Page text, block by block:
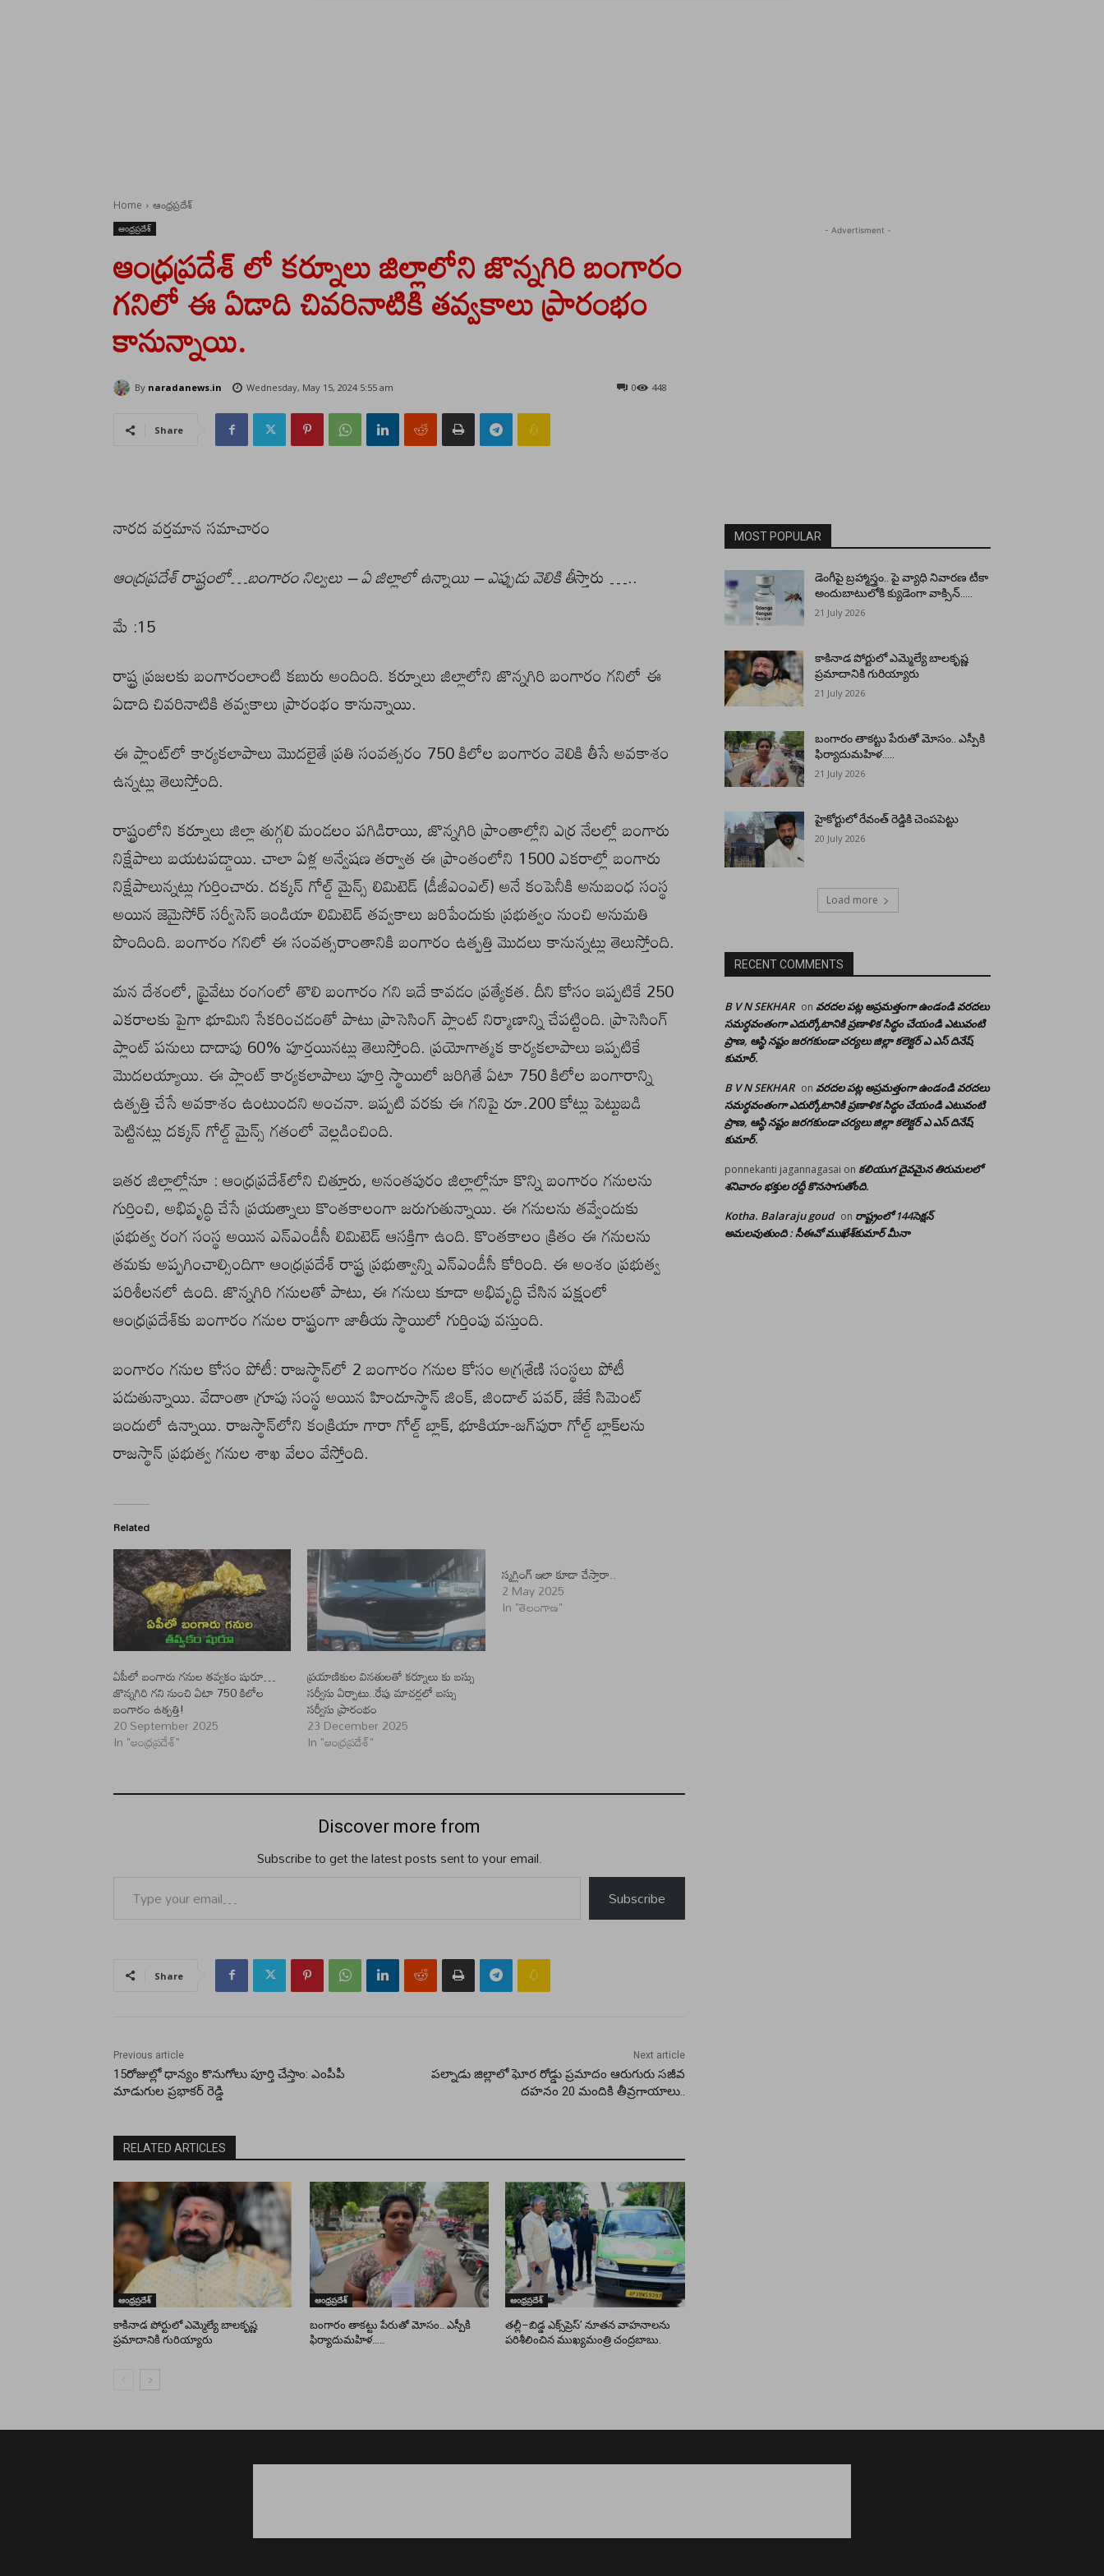
Home ఆంధ్రప్రదేశ్
ఆంధ్రప్రదేశ్
ఆంధ్రప్రదేశ్ లో కర్నూలు జిల్లాలోని జొన్నగిరి బంగారం
గనిలో ఈ ఏడాది చివరినాటికి తవ్వకాలు ప్రారంభం
కానున్నాయి.
By naradanews.in Wednesday, May 15, 2024 5:55 am 448
0
Share
నారద వర్తమాన సమాచారం
ఆంద్రప్రదేశ్ రాష్ట్రంలో…బంగారం నిల్వలు – ఏ జిల్లాలో ఉన్నాయి – ఎప్పుడు వెలికి తీస్తారు …..
మే :15
రాష్ట్ర ప్రజలకు బంగారంలాంటి కబురు అందింది. కర్నూలు జిల్లాలోని జొన్నగిరి బంగారం గనిలో ఈ
ఏడాది చివరినాటికి తవ్వకాలు ప్రారంభం కానున్నాయి.
ఈ ప్లాంట్​లో కార్యకలాపాలు మొదలైతే ప్రతి సంవత్సరం 750 కిలోల బంగారం వెలికి తీసే అవకాశం
ఉన్నట్లు తెలుస్తోంది.
రాష్ట్రంలోని కర్నూలు జిల్లా తుగ్గలి మండలం పగిడిరాయి, జొన్నగిరి ప్రాంతాల్లోని ఎర్ర నేలల్లో బంగారు
నిక్షేపాలు బయటపడ్డాయి. చాలా ఏళ్ల అన్వేషణ తర్వాత ఈ ప్రాంతంలోని 1500 ఎకరాల్లో బంగారు
నిక్షేపాలున్నట్లు గుర్తించారు. దక్కన్‌ గోల్డ్‌ మైన్స్‌ లిమిటెడ్‌ (డీజీఎంఎల్‌) అనే కంపెనీకి అనుబంధ సంస్థ
అయిన జెమైసోర్‌ సర్వీసెస్‌ ఇండియా లిమిటెడ్‌ తవ్వకాలు జరిపేందుకు ప్రభుత్వం నుంచి అనుమతి
పొందింది. బంగారం గనిలో ఈ సంవత్సరాంతానికి బంగారం ఉత్పత్తి మొదలు కానున్నట్లు తెలుస్తోంది.
మన దేశంలో, ప్రైవేటు రంగంలో తొలి బంగారం గని ఇదే కావడం ప్రత్యేకత. దీని కోసం ఇప్పటికే 250
ఎకరాలకు పైగా భూమిని సేకరించడంతో పాటు ప్రాసెసింగ్‌ ప్లాంట్‌ నిర్మాణాన్ని చేపట్టింది. ప్రాసెసింగ్‌
ప్లాంట్‌ పనులు దాదాపు 60% పూర్తయినట్లు తెలుస్తోంది. ప్రయోగాత్మక కార్యకలాపాలు ఇప్పటికే
మొదలయ్యాయి. ఈ ప్లాంట్‌ కార్యకలాపాలు పూర్తి స్థాయిలో జరిగితే ఏటా 750 కిలోల బంగారాన్ని
ఉత్పత్తి చేసే అవకాశం ఉంటుందని అంచనా. ఇప్పటి వరకు ఈ గనిపై రూ.200 కోట్లు పెట్టుబడి
పెట్టినట్లు దక్కన్‌ గోల్డ్‌ మైన్స్‌ గతంలో వెల్లడించింది.
ఇతర జిల్లాల్లోనూ : ఆంధ్రప్రదేశ్‌లోని చిత్తూరు, అనంతపురం జిల్లాల్లోనూ కొన్ని బంగారం గనులను
గుర్తించి, అభివృద్ధి చేసే ప్రయత్నాలు కొంతకాలంగా జరుగుతున్నాయి. ఈ గనులను తవ్వేందుకు
ప్రభుత్వ రంగ సంస్థ అయిన ఎన్‌ఎండీసీ లిమిటెడ్‌ ఆసక్తిగా ఉంది. కొంతకాలం క్రితం ఈ గనులను
తమకు అప్పగించాల్సిందిగా ఆంధ్రప్రదేశ్‌ రాష్ట్ర ప్రభుత్వాన్ని ఎన్‌ఎండీసీ కోరింది. ఈ అంశం ప్రభుత్వ
పరిశీలనలో ఉంది. జొన్నగిరి గనులతో పాటు, ఈ గనులు కూడా అభివృద్ధి చేసిన పక్షంలో
ఆంధ్రప్రదేశ్‌కు బంగారం గనుల రాష్ట్రంగా జాతీయ స్థాయిలో గుర్తింపు వస్తుంది.
బంగారం గనుల కోసం పోటీ: రాజస్థాన్‌లో 2 బంగారం గనుల కోసం అగ్రశ్రేణి సంస్థలు పోటీ
పడుతున్నాయి. వేదాంతా గ్రూపు సంస్థ అయిన హిందూస్థాన్‌ జింక్‌, జిందాల్‌ పవర్‌, జేకే సిమెంట్‌
ఇందులో ఉన్నాయి. రాజస్థాన్‌లోని కంక్రియా గారా గోల్డ్‌ బ్లాక్‌, భూకియా-జగ్‌పురా గోల్డ్‌ బ్లాక్‌లను
రాజస్థాన్‌ ప్రభుత్వ గనుల శాఖ వేలం వేస్తోంది.
Related
ఏపీలో బంగారు గనుల తవ్వకం షురూ…
జొన్నగిరి గని నుంచి ఏటా 750 కిలోల
బంగారం ఉత్పత్తి!
20 September 2025
In "ఆంధ్రప్రదేశ్"
ప్రయాణికుల వినతులతో కర్నూలు కు బస్సు
సర్వీసు ఏర్పాటు..రేపు మాచర్లలో బస్సు
సర్వీసు ప్రారంభం
23 December 2025
In "ఆంధ్రప్రదేశ్"
స్మగ్లింగ్ ఇలా కూడా చేస్తారా..
2 May 2025
In "తెలంగాణ"
Discover more from
Subscribe to get the latest posts sent to your email.
Subscribe
Share
Previous article
15రోజుల్లో ధాన్యం కొనుగోలు పూర్తి చేస్తాం: ఎంపీపీ
మాడుగుల ప్రభాకర్ రెడ్డి
Next article
పల్నాడు జిల్లాలో ఘోర రోడ్డు ప్రమాదం ఆరుగురు సజీవ
దహనం 20 మందికి తీవ్రగాయాలు..
RELATED ARTICLES
ఆంధ్రప్రదేశ్
కాకినాడ పోర్టులో ఎమ్మెల్యే బాలకృష్ణ
ప్రమాదానికి గురియ్యారు
ఆంధ్రప్రదేశ్
బంగారం తాకట్టు పేరుతో మోసం.. ఎస్పీకి
ఫిర్యాదుమహిళ…..
ఆంధ్రప్రదేశ్
తల్లీ–బిడ్డ ఎక్స్‌ప్రెస్’ నూతన వాహనాలను
పరిశీలించిన ముఖ్యమంత్రి చంద్రబాబు.
- Advertisment -
MOST POPULAR
డెంగీపై బ్రహ్మాస్త్రం.. పై వ్యాధి నివారణ టీకా
అందుబాటులోకి క్యుడెంగా వాక్సిన్…..
21 July 2026
కాకినాడ పోర్టులో ఎమ్మెల్యే బాలకృష్ణ
ప్రమాదానికి గురియ్యారు
21 July 2026
బంగారం తాకట్టు పేరుతో మోసం.. ఎస్పీకి
ఫిర్యాదుమహిళ…..
21 July 2026
హైకోర్టులో రేవంత్ రెడ్డికి చెంపపెట్టు
20 July 2026
Load more
RECENT COMMENTS
B V N SEKHAR on వరదల పట్ల అప్రమత్తంగా ఉండండి వరదలు
సమర్ధవంతంగా ఎదుర్కోటానికి ప్రణాళిక సిద్ధం చేయండి ఎటువంటి
ప్రాణ, ఆస్థి నష్టం జరగకుండా చర్యలు జిల్లా కలెక్టర్ ఎ ఎస్ దినేష్
కుమార్.
B V N SEKHAR on వరదల పట్ల అప్రమత్తంగా ఉండండి వరదలు
సమర్ధవంతంగా ఎదుర్కోటానికి ప్రణాళిక సిద్ధం చేయండి ఎటువంటి
ప్రాణ, ఆస్థి నష్టం జరగకుండా చర్యలు జిల్లా కలెక్టర్ ఎ ఎస్ దినేష్
కుమార్.
ponnekanti jagannagasai on కలియుగ దైవమైన తిరుమలలో
శనివారం భక్తుల రద్దీ కొనసాగుతోంది.
Kotha. Balaraju goud on రాష్ట్రంలో 144సెక్షన్
అమలవుతుంది : సీఈవో ముఖేశ్‌కుమార్‌ మీనా